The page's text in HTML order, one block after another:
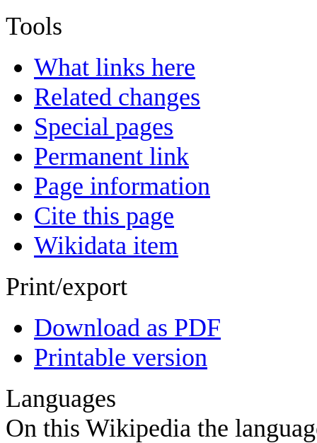
Tools
What links here
Related changes
Special pages
Permanent link
Page information
Cite this page
Wikidata item
Print/export
Download as PDF
Printable version
Languages
On this Wikipedia the